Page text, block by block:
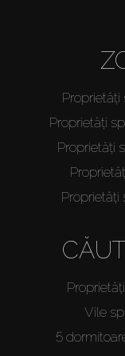
Proprietăți
Proprietăți
Vile
5